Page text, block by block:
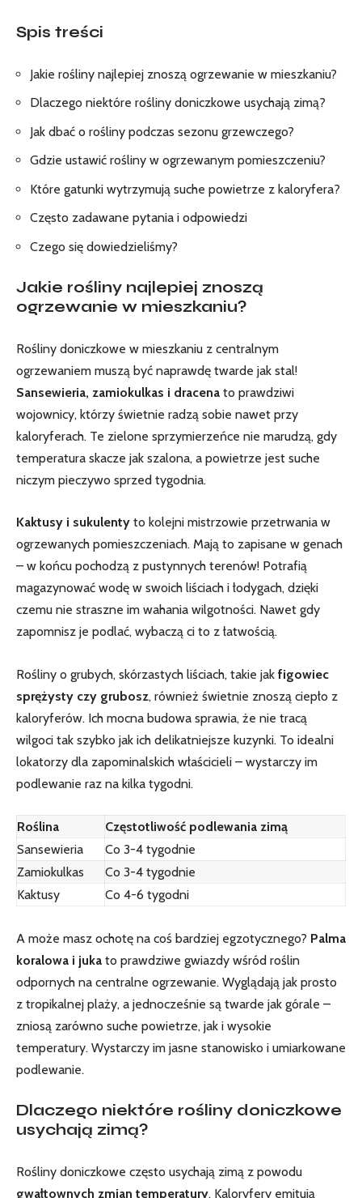
Spis treści
Jakie rośliny najlepiej‌ znoszą ogrzewanie w mieszkaniu?
Dlaczego niektóre rośliny ​doniczkowe usychają zimą?
Jak dbać o rośliny podczas sezonu grzewczego?
Gdzie ⁤ustawić rośliny w ogrzewanym pomieszczeniu?
Które gatunki ‍wytrzymują suche powietrze z ​kaloryfera?
Często zadawane pytania i odpowiedzi
Czego się dowiedzieliśmy?
Jakie rośliny najlepiej ‍znoszą
⁢ogrzewanie w mieszkaniu?
Rośliny doniczkowe w mieszkaniu z centralnym
ogrzewaniem muszą być‍ naprawdę twarde jak stal!
Sansewieria, zamiokulkas i dracena to prawdziwi
wojownicy, którzy świetnie radzą sobie nawet przy
kaloryferach. ⁢Te zielone sprzymierzeńce nie marudzą, gdy
temperatura skacze jak szalona, a powietrze jest suche
niczym pieczywo sprzed tygodnia.
Kaktusy i sukulenty to kolejni mistrzowie‌ przetrwania w
ogrzewanych pomieszczeniach. Mają to zapisane w genach
– w końcu‌ pochodzą z ⁢pustynnych terenów! Potrafią
magazynować wodę w swoich‌ liściach i łodygach, dzięki
czemu nie straszne im wahania wilgotności. Nawet gdy
zapomnisz je podlać, wybaczą ci to z łatwością.
Rośliny ​o grubych, skórzastych ‍liściach, takie jak figowiec
sprężysty czy grubosz, również świetnie znoszą ciepło z
kaloryferów. Ich mocna budowa sprawia, że ⁣nie‍ tracą⁢
wilgoci tak szybko jak ich delikatniejsze ⁣kuzynki. To idealni
lokatorzy dla zapominalskich właścicieli – wystarczy im
podlewanie raz⁢ na kilka tygodni.
Roślina
Częstotliwość podlewania zimą
Sansewieria
Co 3-4 tygodnie
Zamiokulkas
Co 3-4 tygodnie
Kaktusy
Co 4-6 tygodni
A może masz‍ ochotę na coś bardziej​ egzotycznego? Palma
koralowa i juka to prawdziwe gwiazdy wśród roślin
odpornych na centralne ogrzewanie. Wyglądają jak prosto
z tropikalnej plaży, a jednocześnie są twarde⁢ jak górale –
zniosą zarówno suche powietrze, jak i wysokie
temperatury. Wystarczy im jasne stanowisko i umiarkowane
podlewanie.
Dlaczego niektóre rośliny doniczkowe
usychają zimą?
Rośliny doniczkowe często usychają zimą z‌ powodu
gwałtownych ⁢zmian temperatury. Kaloryfery emitują